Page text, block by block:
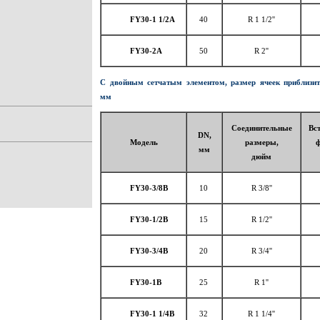
FY30-1 1/2A 40 R 1 1/2''
FY30-2A 50 R 2''
С двойным сетчатым элементом, размер ячеек
мм
Модель
DN,
мм
Соединительные
размеры,
дюйм
FY30-3/8B 10 R 3/8''
FY30-1/2B 15 R 1/2''
FY30-3/4B 20 R 3/4''
FY30-1B 25 R 1''
FY30-1 1/4B 32 R 1 1/4''